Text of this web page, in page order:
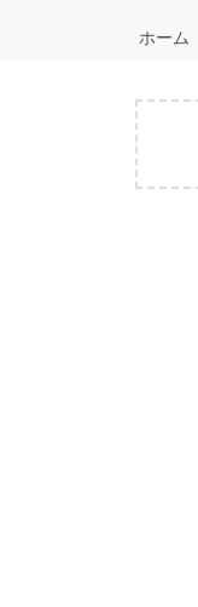
ホーム